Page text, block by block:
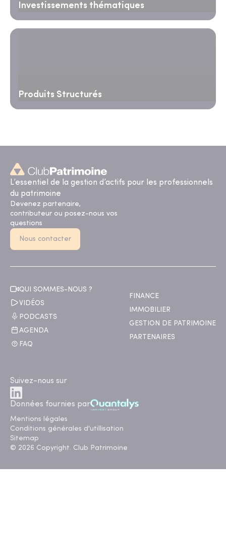
Investissements thématiques
Produits Structurés
L’essentiel de la gestion d’actifs pour les professionnels
du patrimoine
Devenez partenaire,
contributeur ou posez-nous vos
questions
Nous contacter
QUI SOMMES-NOUS ?
VIDÉOS
PODCASTS
AGENDA
FAQ
FINANCE
IMMOBILIER
GESTION DE PATRIMOINE
PARTENAIRES
Suivez-nous sur
Données fournies par
Mentions légales
Conditions générales d'utillisation
Sitemap
© 2026 Copyright. Club Patrimoine